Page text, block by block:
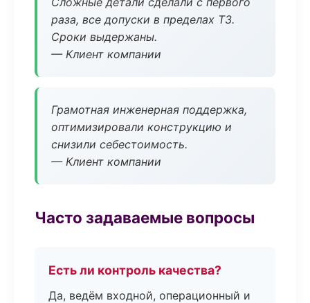
раза, все допуски в пределах ТЗ.
Сроки выдержаны.
— Клиент компании
Грамотная инженерная поддержка,
оптимизировали конструкцию и
снизили себестоимость.
— Клиент компании
Часто задаваемые вопросы
Есть ли контроль качества?
Да, ведём входной, операционный и